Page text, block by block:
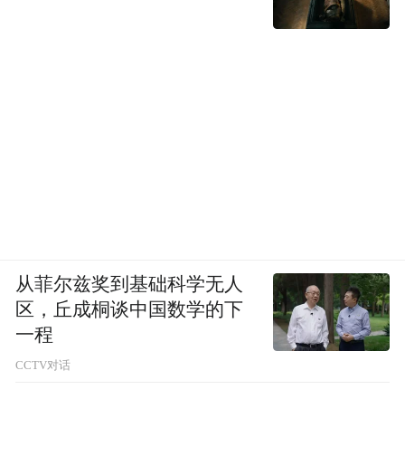
从菲尔兹奖到基础科学无人
区，丘成桐谈中国数学的下
一程
CCTV对话